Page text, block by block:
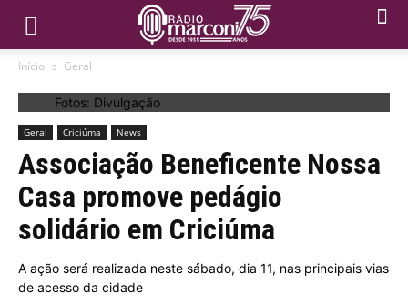
Início Geral
Fotos: Divulgação
Geral Criciúma News
Associação Beneficente Nossa
Casa promove pedágio
solidário em Criciúma
A ação será realizada neste sábado, dia 11, nas principais vias
de acesso da cidade